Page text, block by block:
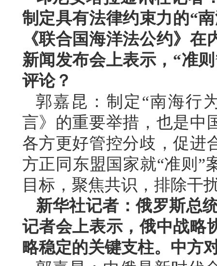
制定具有法律约束力的“
《联合国海洋法公约》
新闻发布会上表示，“准
评论？
郭嘉昆：制定“南海行
言》的重要举措，也是中
各方更好管控分歧，促进
方正同东盟国家就“准则”
目标，聚焦共识，排除干
新华社记者：俄罗斯总
记者会上表示，俄中战略
略稳定的关键支柱。中方